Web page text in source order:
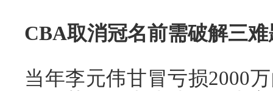
CBA取消冠名前需破解三难
当年李元伟甘冒亏损2000